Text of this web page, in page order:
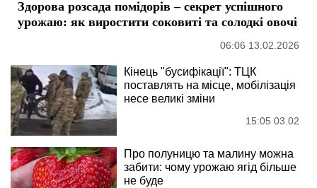
Здорова розсада помідорів – секрет успішного
урожаю: як виростити соковиті та солодкі овочі
06:06 13.02.2026
Кінець "бусифікації": ТЦК
поставлять на місце, мобілізація
несе великі зміни
15:05 03.02
Про полуницю та малину можна
забити: чому урожаю ягід більше
не буде